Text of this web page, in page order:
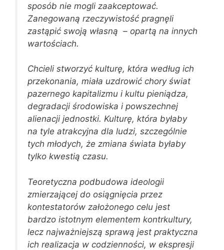
sposób nie mogli zaakceptować.
Zanegowaną rzeczywistość pragnęli
zastąpić swoją własną – opartą na innych
wartościach.
Chcieli stworzyć kulturę, która według ich
przekonania, miała uzdrowić chory świat
pazernego kapitalizmu i kultu pieniądza,
degradacji środowiska i powszechnej
alienacji jednostki. Kulturę, która byłaby
na tyle atrakcyjna dla ludzi, szczególnie
tych młodych, że zmiana świata byłaby
tylko kwestią czasu.
Teoretyczna podbudowa ideologii
zmierzającej do osiągnięcia przez
kontestatorów założonego celu jest
bardzo istotnym elementem kontrkultury,
lecz najważniejszą sprawą jest praktyczna
ich realizacja w codzienności, w ekspresji